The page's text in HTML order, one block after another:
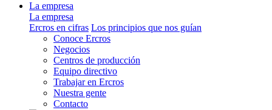
La empresa
La empresa
Ercros en cifras Los principios que nos guían
Conoce Ercros
Negocios
Centros de producción
Equipo directivo
Trabajar en Ercros
Nuestra gente
Contacto